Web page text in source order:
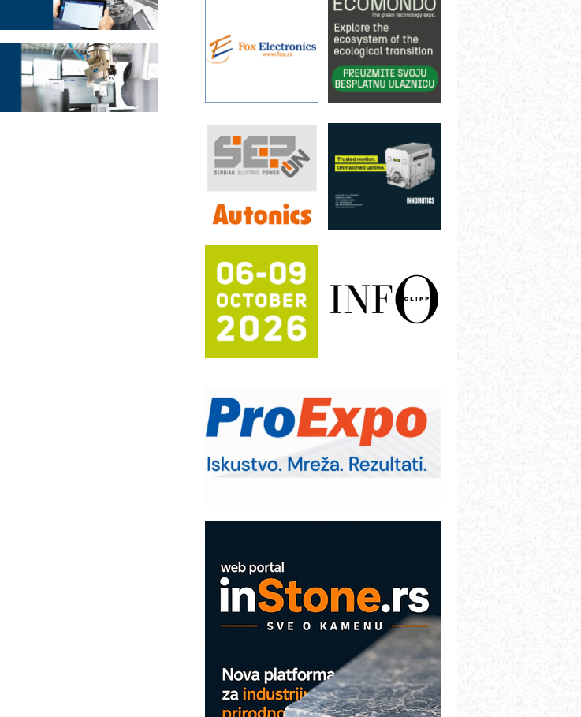
RILINEX kompanije Rittal
FANUC: Najbolje za vašu pametnu
automatizaciju
Efikasno upravljanje energijom
Automatizacija pakovanja · Display
Proizvodnja iC7 Hybrid 1500 VDC
mrežnog pretvarača sa tečnim
hlađenjem
Potpuna efikasnost bez složenih
sistema
Trajna oznaka kao dugoročna korist
Bezbednost na prvom mestu!
IB BLUMENAUER - više od 40 godina
poverenja u industriji
COMBYPACK
RMQ-TITAN ADVANCED INDICATOR
upravljanje mašinama
solarnim elektranama i vetroparkovima
Pranje točkova na gradilištu- standard
modernog i odgovornog građenja
ROSA i SCHUNK podižu proizvodnju
na viši nivo
MAREX - Lim i mašine za savremena
Marcom-plast d.o.o.- vaš pouzdan
partner
CTO - Prilagodite svoju toplinsku
obradu!